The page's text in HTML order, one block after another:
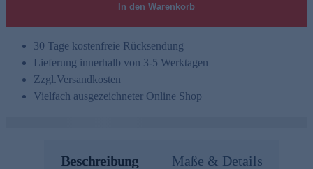
In den Warenkorb
30 Tage kostenfreie Rücksendung
Lieferung innerhalb von 3-5 Werktagen
Zzgl.Versandkosten
Vielfach ausgezeichneter Online Shop
Beschreibung Maße & Details